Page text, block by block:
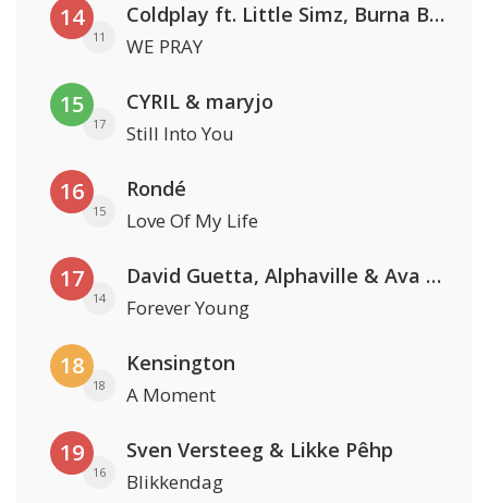
14
11
Coldplay ft. Little Simz, Burna Boy, Elyanna & Tini
WE PRAY
15
17
CYRIL & maryjo
Still Into You
16
15
Rondé
Love Of My Life
17
14
David Guetta, Alphaville & Ava Max
Forever Young
18
18
Kensington
A Moment
19
16
Sven Versteeg & Likke Pêhp
Blikkendag